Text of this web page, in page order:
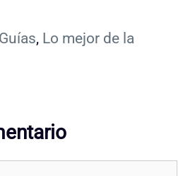
Guías, Lo mejor de la